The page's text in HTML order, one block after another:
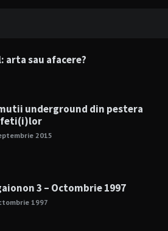
arta sau afacere?
underground din pestera
2015
3 – Octombrie 1997
1997